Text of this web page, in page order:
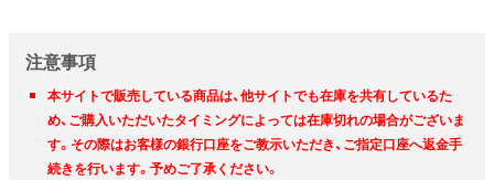
注意事項
本サイトで販売している商品は、他サイトでも在庫を共有しているた
め、ご購入いただいたタイミングによっては在庫切れの場合がございま
す。その際はお客様の銀行口座をご教示いただき、ご指定口座へ返金手
続きを行います。予めご了承ください。